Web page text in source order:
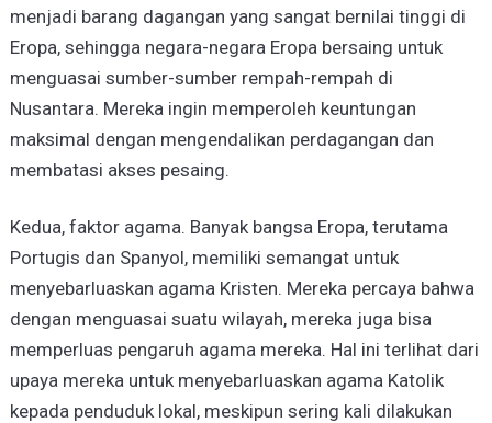
menjadi barang dagangan yang sangat bernilai tinggi di
Eropa, sehingga negara-negara Eropa bersaing untuk
menguasai sumber-sumber rempah-rempah di
Nusantara. Mereka ingin memperoleh keuntungan
maksimal dengan mengendalikan perdagangan dan
membatasi akses pesaing.
Kedua, faktor agama. Banyak bangsa Eropa, terutama
Portugis dan Spanyol, memiliki semangat untuk
menyebarluaskan agama Kristen. Mereka percaya bahwa
dengan menguasai suatu wilayah, mereka juga bisa
memperluas pengaruh agama mereka. Hal ini terlihat dari
upaya mereka untuk menyebarluaskan agama Katolik
kepada penduduk lokal, meskipun sering kali dilakukan